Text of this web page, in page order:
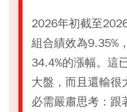
2026年初截至
組合績效為9.35%
34.4%的漲幅。這
大盤，而且還輸很
必需嚴肅思考：跟